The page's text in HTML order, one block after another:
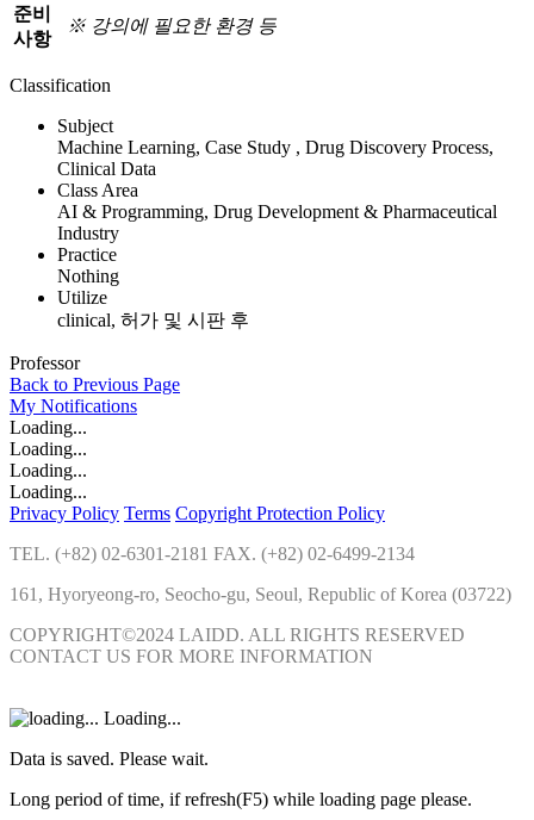
준비
사항
※ 강의에 필요한 환경 등
Classification
Subject
Machine Learning, Case Study , Drug Discovery Process,
Clinical Data
Class Area
AI & Programming, Drug Development & Pharmaceutical
Industry
Practice
Nothing
Utilize
clinical, 허가 및 시판 후
Professor
Back to Previous Page
My Notifications
Loading...
Loading...
Loading...
Loading...
Privacy Policy Terms Copyright Protection Policy
TEL. (+82) 02-6301-2181 FAX. (+82) 02-6499-2134
161, Hyoryeong-ro, Seocho-gu, Seoul, Republic of Korea (03722)
COPYRIGHT©2024 LAIDD. ALL RIGHTS RESERVED
CONTACT US FOR MORE INFORMATION
Loading...
Data is saved. Please wait.
Long period of time, if refresh(F5) while loading page please.